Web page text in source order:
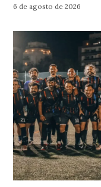
6 de agosto de 2026